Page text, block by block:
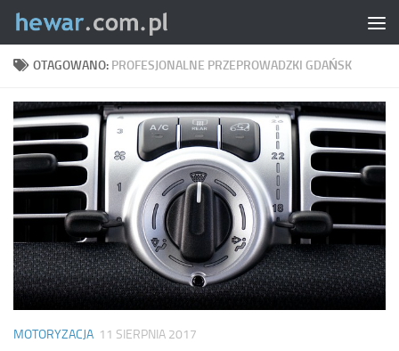
Skip to content
OTAGOWANO: PROFESJONALNE PRZEPROWADZKI GDAŃSK
MOTORYZACJA 11 SIERPNIA 2017